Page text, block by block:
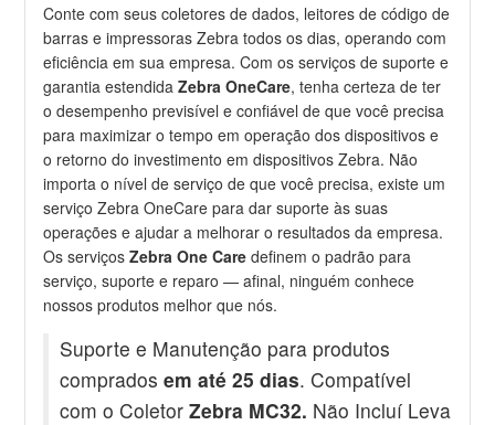
Conte com seus coletores de dados, leitores de código de
barras e impressoras Zebra todos os dias, operando com
eficiência em sua empresa. Com os serviços de suporte e
garantia estendidaZebra OneCare, tenha certeza de ter
o desempenho previsível e confiável de que você precisa
para maximizar o tempo em operação dos dispositivos e
o retorno do investimento em dispositivos Zebra. Não
importa o nível de serviço de que você precisa, existe um
serviço Zebra OneCare para dar suporte às suas
operações e ajudar a melhorar o resultados da empresa.
Os serviçosZebra One Care definem o padrão para
serviço, suporte e reparo — afinal, ninguém conhece
nossos produtos melhor que nós.
Suporte e Manutenção para produtos
compradosem até 25 dias. Compatível
com o ColetorZebra MC32. Não Incluí Leva